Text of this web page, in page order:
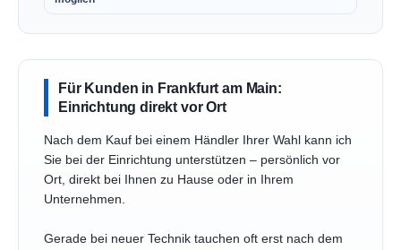
Für Kunden in Frankfurt am Main:
Einrichtung direkt vor Ort
Nach dem Kauf bei einem Händler Ihrer Wahl kann ich
Sie bei der Einrichtung unterstützen – persönlich vor
Ort, direkt bei Ihnen zu Hause oder in Ihrem
Unternehmen.
Gerade bei neuer Technik tauchen oft erst nach dem